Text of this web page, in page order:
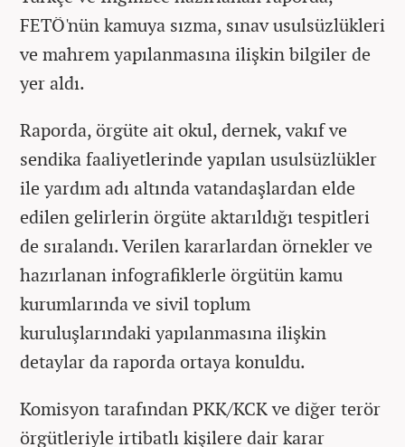
FETÖ'nün kamuya sızma, sınav usulsüzlükleri
ve mahrem yapılanmasına ilişkin bilgiler de
yer aldı.
Raporda, örgüte ait okul, dernek, vakıf ve
sendika faaliyetlerinde yapılan usulsüzlükler
ile yardım adı altında vatandaşlardan elde
edilen gelirlerin örgüte aktarıldığı tespitleri
de sıralandı. Verilen kararlardan örnekler ve
hazırlanan infografiklerle örgütün kamu
kurumlarında ve sivil toplum
kuruluşlarındaki yapılanmasına ilişkin
detaylar da raporda ortaya konuldu.
Komisyon tarafından PKK/KCK ve diğer terör
örgütleriyle irtibatlı kişilere dair karar